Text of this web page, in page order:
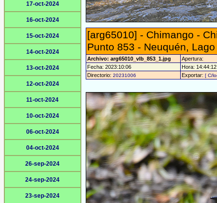
17-oct-2024
16-oct-2024
15-oct-2024
14-oct-2024
13-oct-2024
12-oct-2024
11-oct-2024
10-oct-2024
06-oct-2024
04-oct-2024
26-sep-2024
24-sep-2024
23-sep-2024
[arg65010] - Chimango -
Punto 853 - Neuquén,
Archivo: arg65010_vlb_853_1.jpg
Apertura:
Fecha: 2023:10:06
Hora:
Directorio: 20231006 Exportar: [ C/